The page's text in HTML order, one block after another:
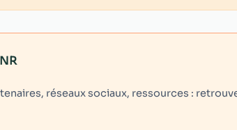
réseaux sociaux, ressources :